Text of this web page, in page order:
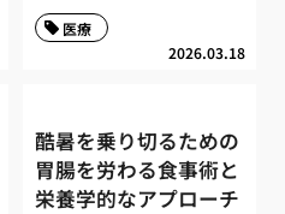
2026.03.18
医療
酷暑を乗り切るための
胃腸を労わる食事術と
栄養学的なアプローチ